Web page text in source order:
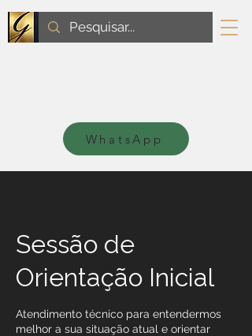
WhatsApp
Sessão de
Orientação Inicial
Atendimento técnico para entendermos
melhor a sua situação atual e orientar